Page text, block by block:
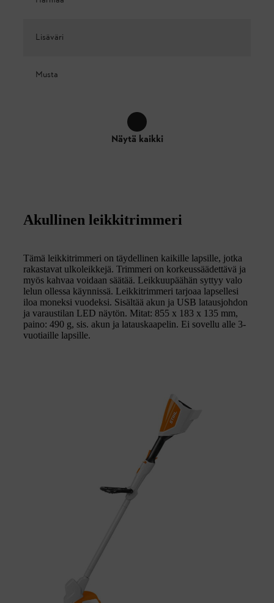
Lisäväri
Musta
Näytä kaikki
Akullinen leikkitrimmeri
Tämä leikkitrimmeri on täydellinen kaikille lapsille, jotka
rakastavat ulkoleikkejä. Trimmeri on korkeussäädettävä ja
myös kahvaa voidaan säätää. Leikkuupäähän syttyy valo
lelun ollessa käynnissä. Leikkitrimmeri tarjoaa lapsellesi
iloa moneksi vuodeksi. Sisältää akun ja USB latausjohdon
ja varaustilan LED näytön. Mitat: 855 x 183 x 135 mm,
paino: 490 g, sis. akun ja latauskaapelin. Ei sovellu alle 3-
vuotiaille lapsille.